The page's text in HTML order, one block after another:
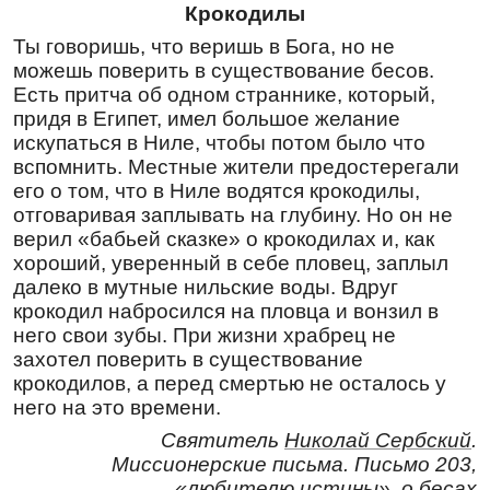
я́влься,/ со стра́ждущими же взыва́л еси́:// Ты
му́чеников, Христе́, све́тлое ра́дование.
Перевод:
Ты был почтенной ветвью Лозы (Ин.15:5)
Христовой, многострадальный Климент
всеми прославляемый, с мучениками ты
взывал: «Христос, Ты светлая радость
мучеников».
Ин кондак,глас 4
Сад благоцвету́щ израсте́ во оте́чествии
свое́м,/ красе́н плод прозябе́ по вселе́нней во
вре́мя страда́ний твои́х,/ те́мже па́мять твою́
чтим, преподо́бне Кли́менте.// Сего́ ра́ди
источа́еши ми́ро, веселя́щее ду́ши на́ша.
Перевод:
Ты как сад цветущий, выросший в
отечестве твоем, прекрасный плод
принесший для вселенной во время
Крокодилы
Ты говоришь, что веришь в Бога, но не
можешь поверить в существование бесов.
Есть притча об одном страннике, который,
придя в Египет, имел большое желание
искупаться в Ниле, чтобы потом было что
вспомнить. Местные жители предостерегали
его о том, что в Ниле водятся крокодилы,
отговаривая заплывать на глубину. Но он не
верил «бабьей сказке» о крокодилах и, как
хороший, уверенный в себе пловец, заплыл
далеко в мутные нильские воды. Вдруг
крокодил набросился на пловца и вонзил в
него свои зубы. При жизни храбрец не
захотел поверить в существование
крокодилов, а перед смертью не осталось у
него на это времени.
Святитель Николай Сербский.
Миссионерские письма. Письмо 203,